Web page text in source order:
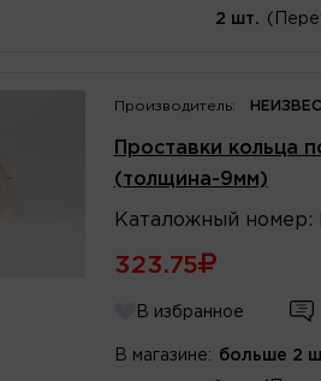
2 шт.
Производитель:
Проставки кольца
(толщина-9мм)
Каталожный номер :
323.75
В избранное
В магазине: больше 2